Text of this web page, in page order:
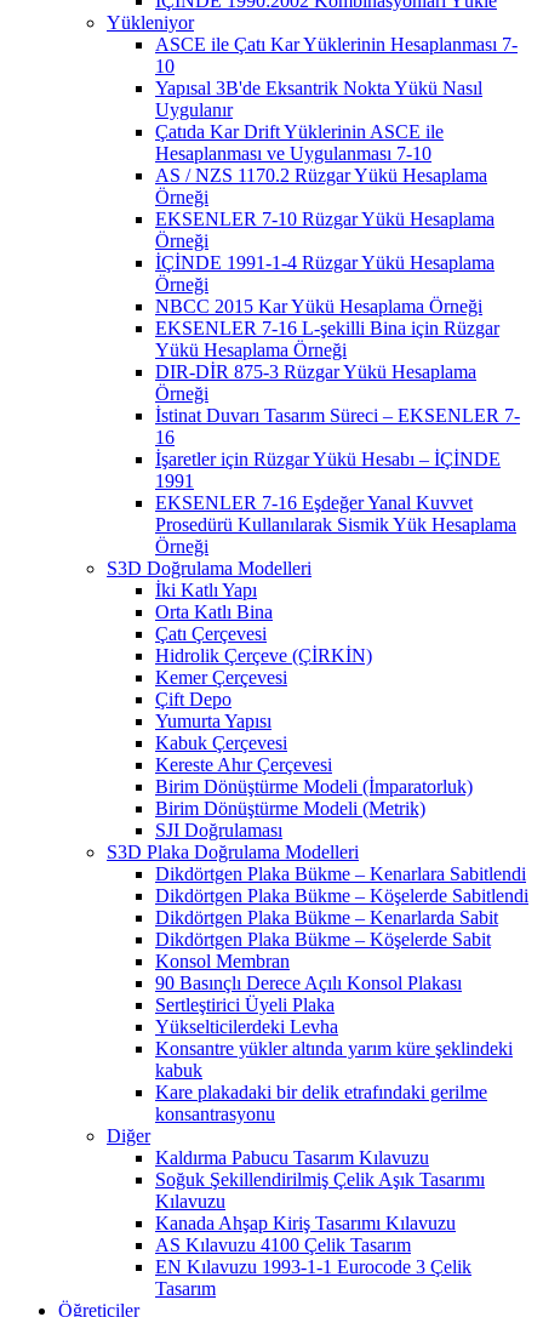
Yükleniyor
ASCE ile Çatı Kar Yüklerinin Hesaplanması 7-
10
Yapısal 3B'de Eksantrik Nokta Yükü Nasıl
Uygulanır
Çatıda Kar Drift Yüklerinin ASCE ile
Hesaplanması ve Uygulanması 7-10
AS / NZS 1170.2 Rüzgar Yükü Hesaplama
Örneği
EKSENLER 7-10 Rüzgar Yükü Hesaplama
Örneği
İÇİNDE 1991-1-4 Rüzgar Yükü Hesaplama
Örneği
NBCC 2015 Kar Yükü Hesaplama Örneği
EKSENLER 7-16 L-şekilli Bina için Rüzgar
Yükü Hesaplama Örneği
DIR-DİR 875-3 Rüzgar Yükü Hesaplama
Örneği
İstinat Duvarı Tasarım Süreci – EKSENLER 7-
16
İşaretler için Rüzgar Yükü Hesabı – İÇİNDE
1991
EKSENLER 7-16 Eşdeğer Yanal Kuvvet
Prosedürü Kullanılarak Sismik Yük Hesaplama
Örneği
S3D Doğrulama Modelleri
İki Katlı Yapı
Orta Katlı Bina
Çatı Çerçevesi
Hidrolik Çerçeve (ÇİRKİN)
Kemer Çerçevesi
Çift Depo
Yumurta Yapısı
Kabuk Çerçevesi
Kereste Ahır Çerçevesi
Birim Dönüştürme Modeli (İmparatorluk)
Birim Dönüştürme Modeli (Metrik)
SJI Doğrulaması
S3D Plaka Doğrulama Modelleri
Dikdörtgen Plaka Bükme – Kenarlara Sabitlendi
Dikdörtgen Plaka Bükme – Köşelerde Sabitlendi
Dikdörtgen Plaka Bükme – Kenarlarda Sabit
Dikdörtgen Plaka Bükme – Köşelerde Sabit
Konsol Membran
90 Basınçlı Derece Açılı Konsol Plakası
Sertleştirici Üyeli Plaka
Yükselticilerdeki Levha
Konsantre yükler altında yarım küre şeklindeki
kabuk
Kare plakadaki bir delik etrafındaki gerilme
konsantrasyonu
Diğer
Kaldırma Pabucu Tasarım Kılavuzu
Soğuk Şekillendirilmiş Çelik Aşık Tasarımı
Kılavuzu
Kanada Ahşap Kiriş Tasarımı Kılavuzu
AS Kılavuzu 4100 Çelik Tasarım
EN Kılavuzu 1993-1-1 Eurocode 3 Çelik
Tasarım
Öğreticiler